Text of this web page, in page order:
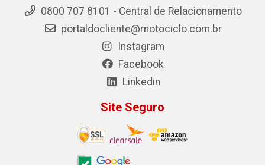
0800 707 8101 - Central de Relacionamento
portaldocliente@motociclo.com.br
Instagram
Facebook
Linkedin
Site Seguro